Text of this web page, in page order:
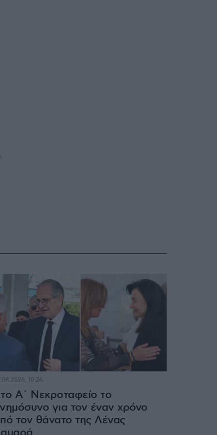
Α΄ Νεκροταφείο το
για τον έναν χρόνο
τον θάνατο της Λένας
10:26